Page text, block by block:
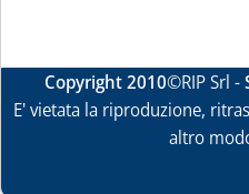
Copyright 2010©RIP Srl -
E' vietata la riproduzione,
altro